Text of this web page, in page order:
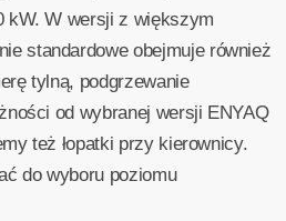
kW. W wersji z większym
standardowe obejmuje również
tylną, podgrzewanie
od wybranej wersji ENYAQ
też łopatki przy kierownicy.
do wyboru poziomu